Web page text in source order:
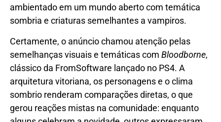
ambientado em um mundo aberto com temática
sombria e criaturas semelhantes a vampiros.
Certamente, o anúncio chamou atenção pelas
semelhanças visuais e temáticas com Bloodborne,
clássico da FromSoftware lançado no PS4. A
arquitetura vitoriana, os personagens e o clima
sombrio renderam comparações diretas, o que
gerou reações mistas na comunidade: enquanto